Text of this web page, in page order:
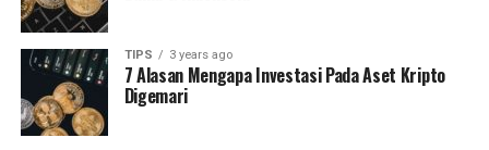
TIPS 3 years ago
7 Alasan Mengapa Investasi Pada Aset Kripto
Digemari